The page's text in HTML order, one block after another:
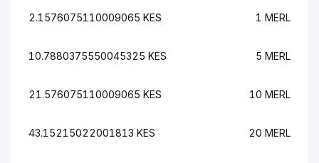
2.1576075110009065 KES 1 MERL
10.7880375550045325 KES 5 MERL
21.576075110009065 KES 10 MERL
43.15215022001813 KES 20 MERL